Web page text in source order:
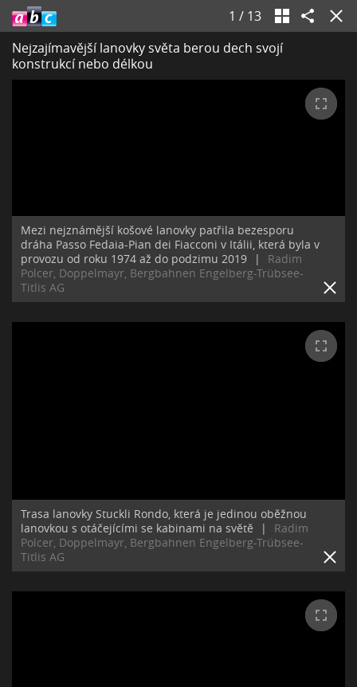
1 / 13
Nejzajímavější lanovky světa berou dech svojí
konstrukcí nebo délkou
Mezi nejznámější košové lanovky patřila bezesporu
dráha Passo Fedaia-Pian dei Fiacconi v Itálii, která byla v
provozu od roku 1974 až do podzimu 2019
|
Radim
Polcer, Doppelmayr, Bergbahnen Engelberg-Trübsee-
Titlis AG
Trasa lanovky Stuckli Rondo, která je jedinou oběžnou
lanovkou s otáčejícími se kabinami na světě
|
Radim
Polcer, Doppelmayr, Bergbahnen Engelberg-Trübsee-
Titlis AG